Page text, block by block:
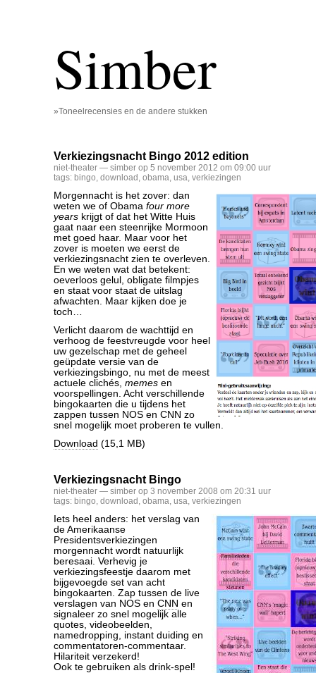
Simber
»Toneelrecensies en de andere stukken
Verkiezingsnacht Bingo 2012 edition
niet-theater — simber op 5 november 2012 om 09:00 uur
tags: bingo, download , obama, usa, verkiezingen
Morgennacht is het zover: dan
weten we of Obama four more
years krijgt of dat het Witte Huis
gaat naar een steenrijke Mormoon
met goed haar. Maar voor het
zover is moeten we eerst de
verkiezingsnacht zien te overleven.
En we weten wat dat betekent:
oeverloos gelul, obligate filmpjes
en staat voor staat de uitslag
afwachten. Maar kijken doe je
toch…
Verlicht daarom de wachttijd en
verhoog de feestvreugde voor heel
uw gezelschap met de geheel
geüpdate versie van de
verkiezingsbingo, nu met de meest
actuele clichés, memes en
voorspellingen. Acht verschillende
bingokaarten die u tijdens het
zappen tussen NOS en CNN zo
snel mogelijk moet proberen te vullen.
Download (15,1 MB)
Verkiezingsnacht Bingo
niet-theater — simber op 3 november 2008 om 20:31 uur
tags: bingo, download , obama, usa, verkiezingen
Iets heel anders: het verslag van
de Amerikaanse
Presidentsverkiezingen
morgennacht wordt natuurlijk
beresaai. Verhevig je
verkiezingsfeestje daarom met
bijgevoegde set van acht
bingokaarten. Zap tussen de live
verslagen van NOS en CNN en
signaleer zo snel mogelijk alle
quotes, videobeelden,
namedropping, instant duiding en
commentatoren-commentaar.
Hilariteit verzekerd!
Ook te gebruiken als drink-spel!